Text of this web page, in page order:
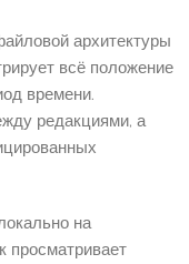
архитектуры
всё положение
времени.
редакциями, а
на
просматривает